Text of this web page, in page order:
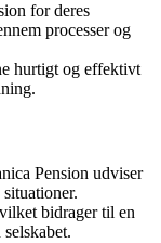
for deres
processer og
hurtigt og effektivt
Pension udviser
bidrager til en